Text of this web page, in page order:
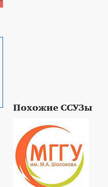
Похожие ССУЗы